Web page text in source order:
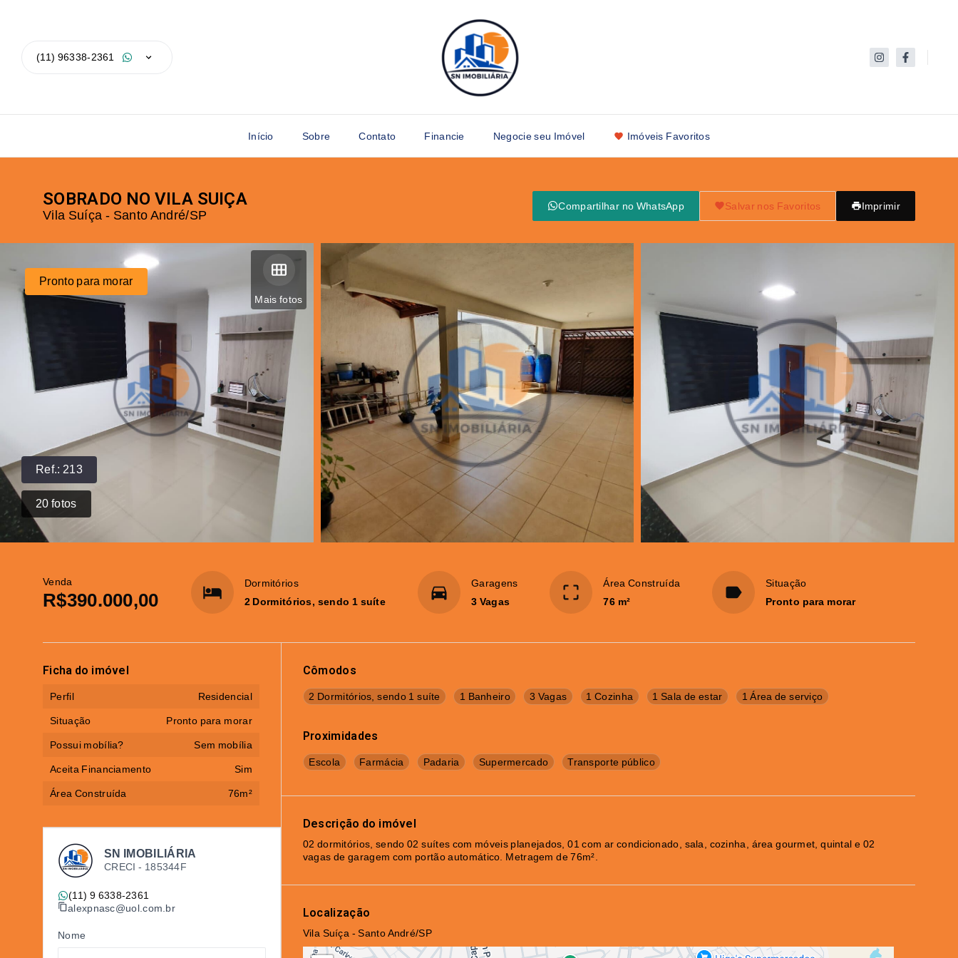
(11) 96338-2361
Início Sobre Contato Financie Negocie seu Imóvel Imóveis Favoritos
SOBRADO NO VILA SUIÇA
Vila Suíça - Santo André/SP
Compartilhar no WhatsApp Salvar nos Favoritos Imprimir
Ref.: 213
20 fotos
Mais fotos
Pronto para morar
Venda
R$390.000,00
Dormitórios
2 Dormitórios, sendo 1 suíte
Garagens
3 Vagas
Área Construída
76 m²
Situação
Pronto para morar
Cômodos
2 Dormitórios, sendo 1 suíte 1 Banheiro 3 Vagas 1 Cozinha 1 Sala de estar 1 Área de serviço
Proximidades
Escola Farmácia Padaria Supermercado Transporte público
Descrição do imóvel
02 dormitórios, sendo 02 suítes com móveis planejados, 01 com ar condicionado, sala, cozinha, área gourmet, quintal e 02
vagas de garagem com portão automático. Metragem de 76m².
Localização
Vila Suíça - Santo André/SP
Ficha do imóvel
Perfil Residencial
Situação Pronto para morar
Possui mobília? Sem mobília
Aceita Financiamento Sim
Área Construída 76m²
SN IMOBILIÁRIA
CRECI - 185344F
(11) 9 6338-2361
alexpnasc@uol.com.br
Nome